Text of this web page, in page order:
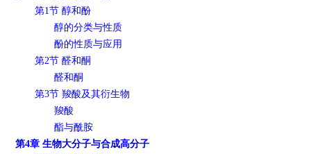
第1节 醇和酚
醇的分类与性质
酚的性质与应用
第2节 醛和酮
醛和酮
第3节 羧酸及其衍生物
羧酸
酯与酰胺
第4章 生物大分子与合成高分子